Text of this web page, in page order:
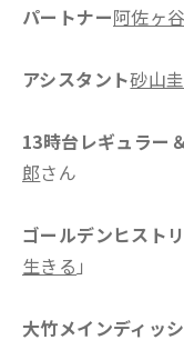
パートナー阿佐ヶ
アシスタント砂山
13時台レギュラー
郎さん
ゴールデンヒスト
生きる 」
大竹メインディッ